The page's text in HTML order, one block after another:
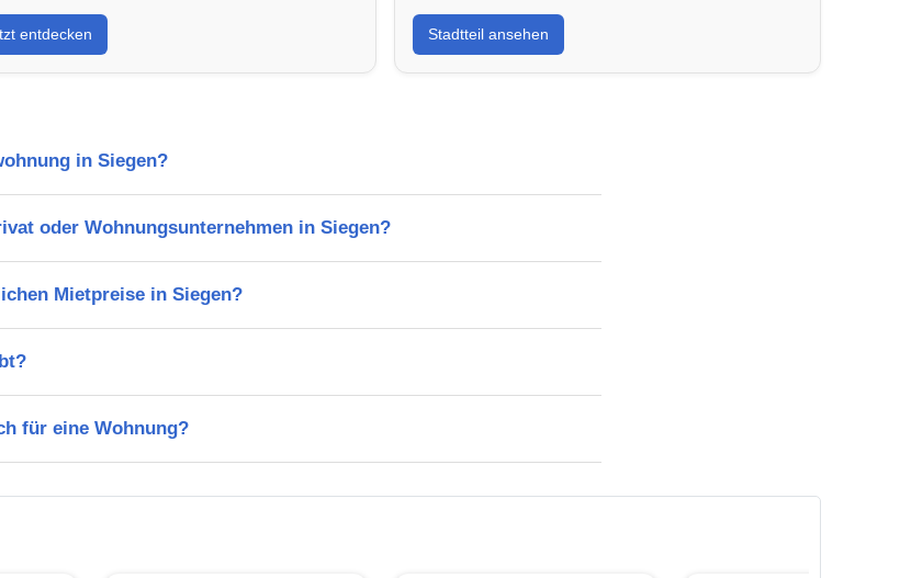
entdecken Stadtteil ansehen
in Siegen?
oder Wohnungsunternehmen in Siegen?
Mietpreise in Siegen?
für eine Wohnung?